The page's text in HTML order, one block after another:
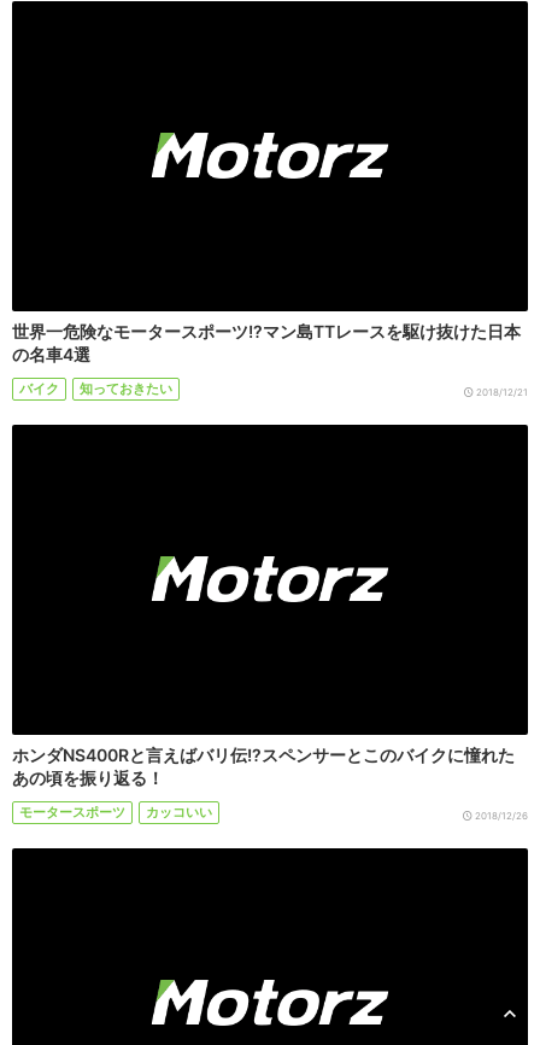
世界一危険なモータースポーツ!?マン島TTレースを駆け抜けた日本
の名車4選
バイク 知っておきたい 2018/12/21
ホンダNS400Rと言えばバリ伝!?スペンサーとこのバイクに憧れた
あの頃を振り返る！
モータースポーツ カッコいい 2018/12/26